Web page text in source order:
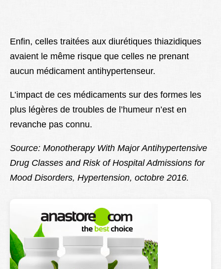
Enfin, celles traitées aux diurétiques thiazidiques
avaient le même risque que celles ne prenant
aucun médicament antihypertenseur.
L’impact de ces médicaments sur des formes les
plus légères de troubles de l’humeur n’est en
revanche pas connu.
Source: Monotherapy With Major Antihypertensive
Drug Classes and Risk of Hospital Admissions for
Mood Disorders, Hypertension, octobre 2016.